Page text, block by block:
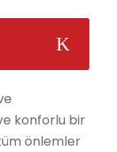
konforlu bir
önlemler